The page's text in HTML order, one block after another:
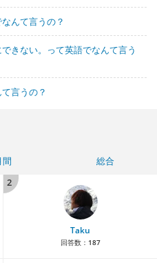
んて言うの？
きない。って英語でなんて言う
言うの？
間
総合
2
Taku
回答数： 187